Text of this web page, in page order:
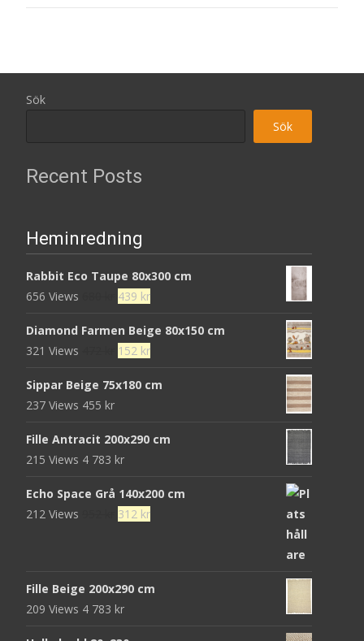
Sök
Sök
Recent Posts
Heminredning
Rabbit Eco Taupe 80x300 cm
656 Views
Det
priset
var:
439 krDet
priset
är:
Diamond Farmen Beige 80x150 cm
321 Views
Det
priset
152 krDet
priset
Sippar Beige 75x180 cm
237 Views 455 kr
Fille Antracit 200x290 cm
215 Views 4 783 kr
Echo Space Grå 140x200 cm
212 Views
Det
952 kr.
312 krDet
312 kr.
Fille Beige 200x290 cm
209 Views 4 783 kr